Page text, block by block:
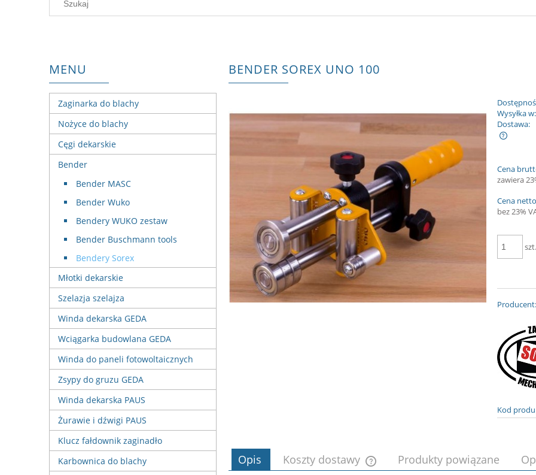
MENU
Zaginarka do blachy
Nożyce do blachy
Cęgi dekarskie
Bender
Bender MASC
Bender Wuko
Bendery WUKO zestaw
Bender Buschmann tools
Bendery Sorex
Młotki dekarskie
Szelazja szelajza
Winda dekarska GEDA
Wciągarka budowlana GEDA
Winda do paneli fotowoltaicznych
Zsypy do gruzu GEDA
Winda dekarska PAUS
Żurawie i dźwigi PAUS
Klucz fałdownik zaginadło
Karbownica do blachy
BENDER SOREX UNO 100
Wysyłka w:
Dostawa:
Cena nie zawiera ewentualnych kosztów
płatności
Cena
zawiera
Cena
bez 23%
Kod
Opis Koszty dostawy Produkty powiązane